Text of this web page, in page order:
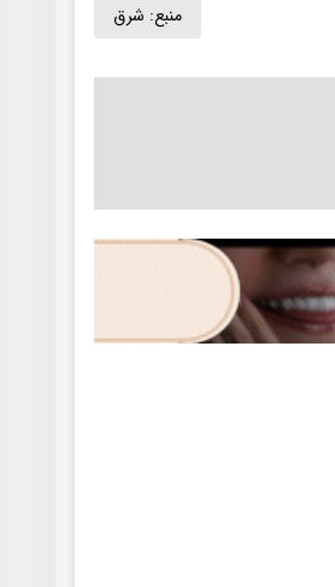
منبع: شرق